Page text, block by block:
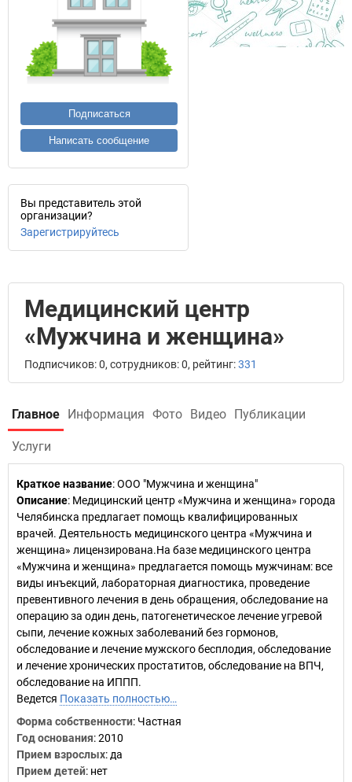
Подписаться
Написать сообщение
Вы представитель этой
организации?
Зарегистрируйтесь
Медицинский центр
«Мужчина и женщина»
Подписчиков: 0, сотрудников: 0, рейтинг:331
Главное Информация Фото Видео Публикации
Услуги
Краткое название:ООО "Мужчина и женщина"
Описание: Медицинский центр «Мужчина и женщина» города
Челябинска предлагает помощь квалифицированных
врачей. Деятельность медицинского центра «Мужчина и
женщина» лицензирована.На базе медицинского центра
«Мужчина и женщина» предлагается помощь мужчинам: все
виды инъекций, лабораторная диагностика, проведение
превентивного лечения в день обращения, обследование на
операцию за один день, патогенетическое лечение угревой
сыпи, лечение кожных заболеваний без гормонов,
обследование и лечение мужского бесплодия, обследование
и лечение хронических простатитов, обследование на ВПЧ,
обследование на ИППП.
Ведется Показать полностью…
Форма собственности: Частная
Год основания:2010
Прием взрослых: да
Прием детей: нет